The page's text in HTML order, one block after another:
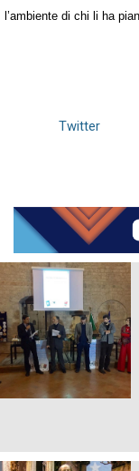
l’ambiente di chi li ha
Twitter